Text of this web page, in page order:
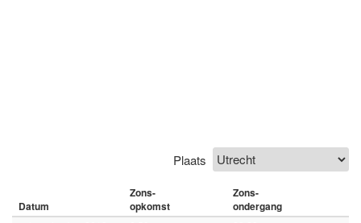
Plaats
Datum
Zons-
opkomst
Zons-
ondergang